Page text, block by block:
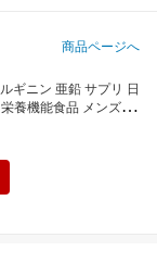
商品ページへ
ギニン 亜鉛 サプリ 日
養機能食品 メンズサ
ストステロン MAGI
粒 3+1